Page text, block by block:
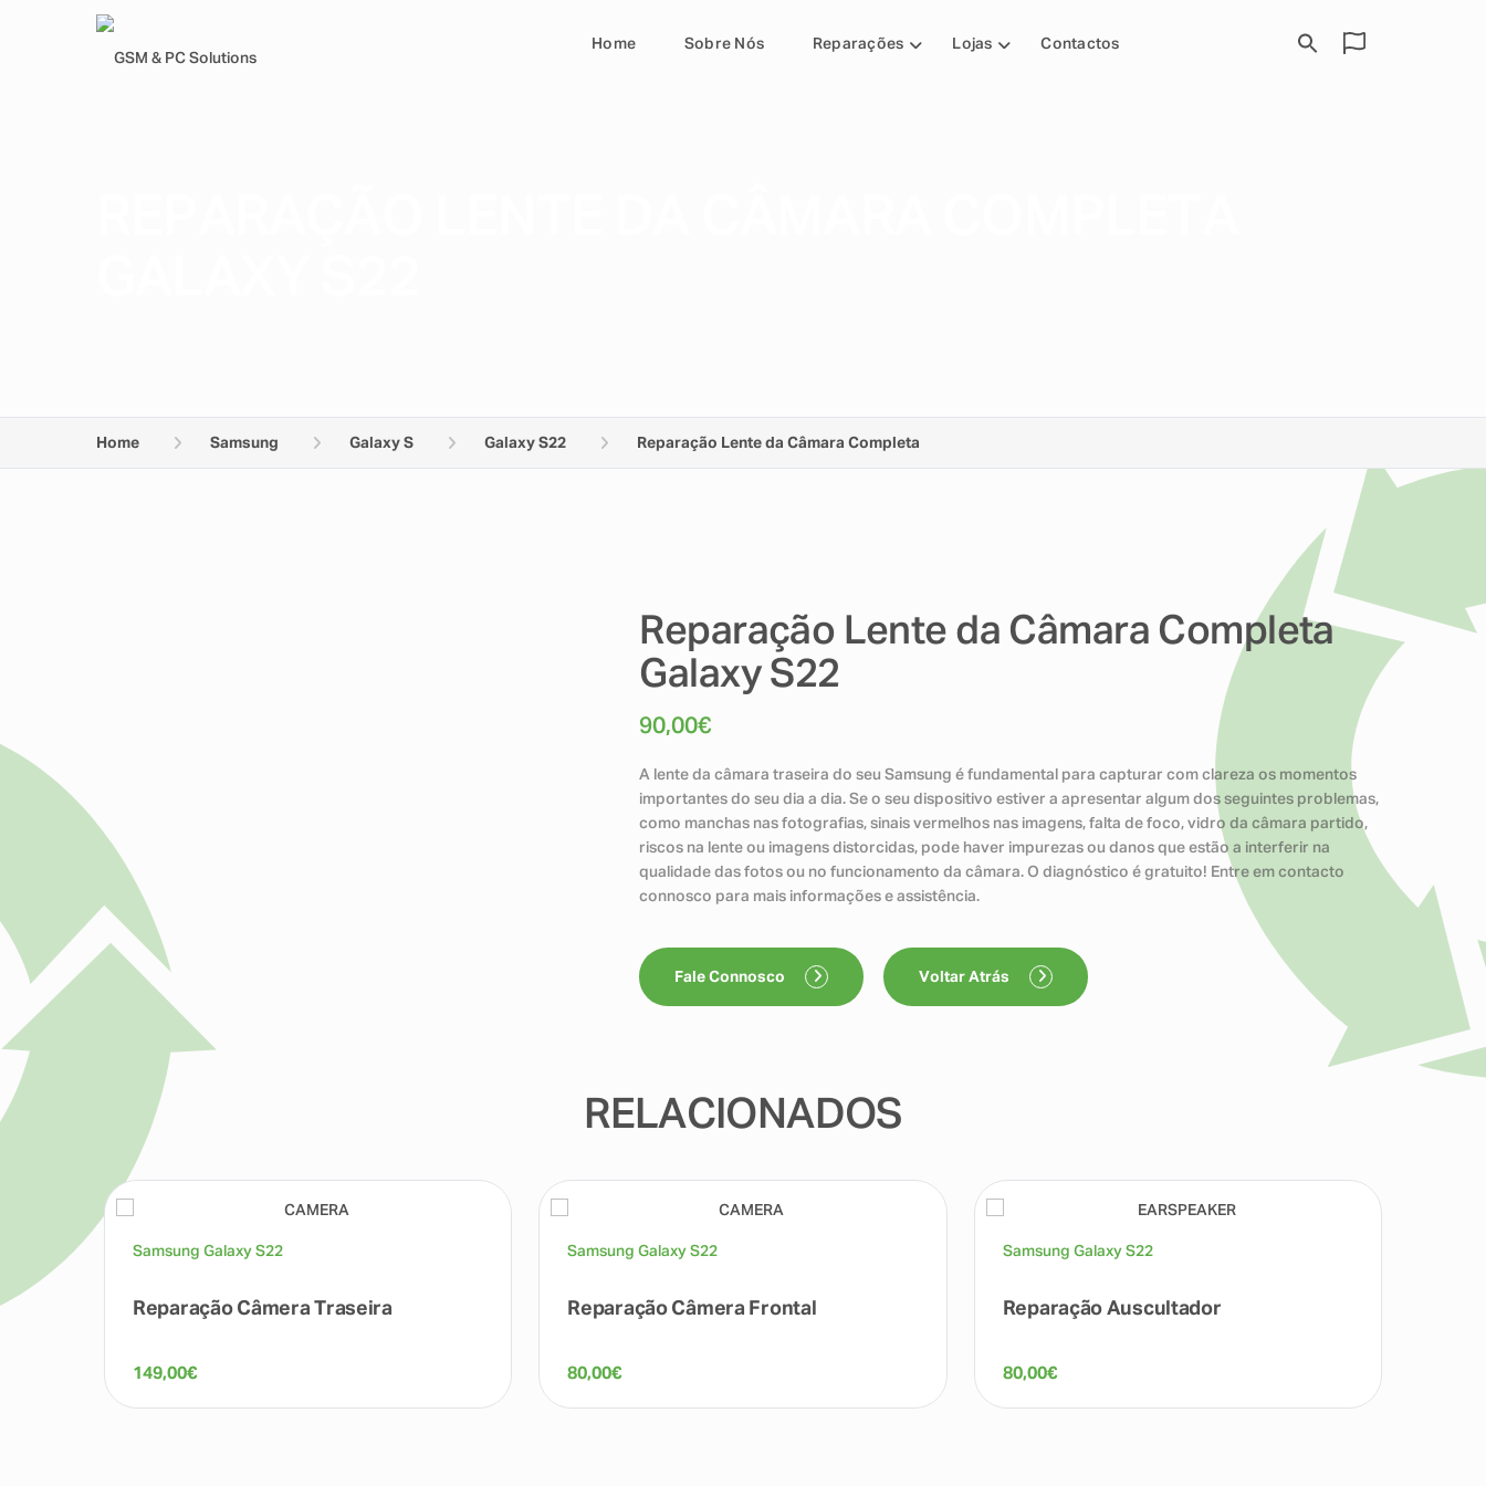
Home Sobre Nós Reparações Lojas Contactos
Home Samsung Galaxy S Galaxy S22 Reparação Lente da Câmara Completa
Reparação Lente da Câmara Completa
Galaxy S22
90,00€
A lente da câmara traseira do seu Samsung é fundamental para capturar com clareza os momentos
importantes do seu dia a dia. Se o seu dispositivo estiver a apresentar algum dos seguintes problemas,
como manchas nas fotografias, sinais vermelhos nas imagens, falta de foco, vidro da câmara partido,
riscos na lente ou imagens distorcidas, pode haver impurezas ou danos que estão a interferir na
qualidade das fotos ou no funcionamento da câmara. O diagnóstico é gratuito! Entre em contacto
connosco para mais informações e assistência.
Fale Connosco Voltar Atrás
RELACIONADOS
Samsung Galaxy S22
Reparação Câmera Traseira
149,00€
Samsung Galaxy S22
Reparação Câmera Frontal
80,00€
Samsung Galaxy S22
Reparação Auscultador
80,00€